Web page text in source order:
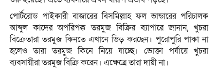
পোর্টরোড পাইকারী বাজারের বিসমিল্লাহ ফল ভান্ডারের পরিচালক
আব্দুল কাদের অপরিপক্ক তরমুজ বিক্রির ব্যাপারে জানান, খুচরা
বিক্রেতারা তরমুজ কিনতে এখানে ভিড় করছেন। পুরোপুরি পাকা না
হলেও তারা তরমুজ কিনে নিয়ে যাচ্ছে। ভোক্তা পর্যায়ে খুচরা
ব্যবসায়ীরা তরমুজ বিক্রি করেন। এক্ষেত্রে তারা দায়ী না।